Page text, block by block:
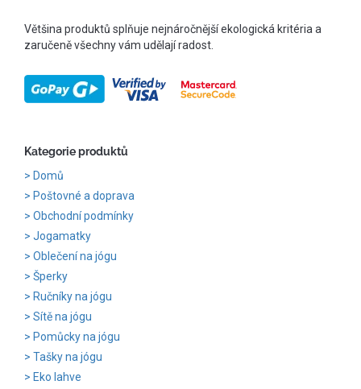
Většina produktů splňuje nejnáročnější ekologická kritéria a
zaručeně všechny vám udělají radost.
Kategorie produktů
Domů
Poštovné a doprava
Obchodní podmínky
Jogamatky
Oblečení na jógu
Šperky
Ručníky na jógu
Sítě na jógu
Pomůcky na jógu
Tašky na jógu
Eko lahve